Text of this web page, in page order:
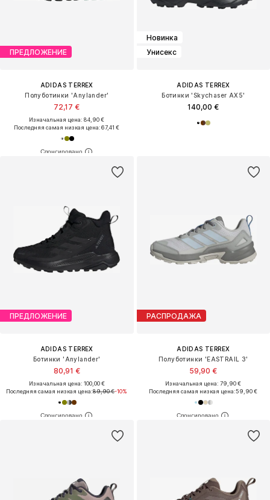
ПРЕДЛОЖЕНИЕ
ADIDAS TERREX
Полуботинки 'Anylander'
72,17 €
Изначальная цена: 84,90 €
Последняя самая низкая цена:67,41 €
Новинка
Унисекс
ADIDAS TERREX
Ботинки 'Skychaser AX5'
140,00 €
ПРЕДЛОЖЕНИЕ
ADIDAS TERREX
Ботинки 'Anylander'
80,91 €
Изначальная цена: 100,00 €
Последняя самая низкая цена:89,90 €-10%
РАСПРОДАЖА
ADIDAS TERREX
Полуботинки 'EASTRAIL 3'
59,90 €
Изначальная цена: 79,90 €
Последняя самая низкая цена:59,90 €